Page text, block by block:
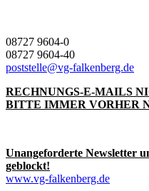
08727 9604-0
08727 9604-40
poststelle@vg-falkenberg.de
RECHNUNGS-E-MAILS
BITTE IMMER VORHER
Unangeforderte Newsletter
geblockt!
www.vg-falkenberg.de